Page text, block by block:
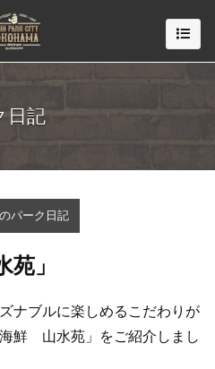
日記
パーク日記
」
ナブルに楽しめるこだわりが
鮮 山水苑」をご紹介しまし